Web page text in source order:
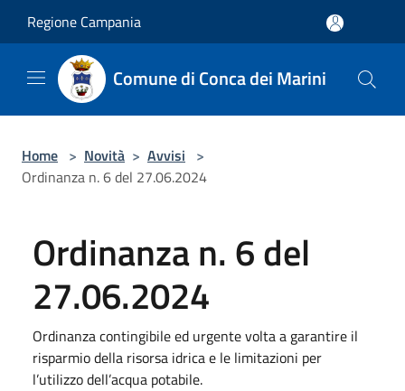
Regione Campania
Comune di Conca dei Marini
Home > Novità > Avvisi >
Ordinanza n. 6 del 27.06.2024
Ordinanza n. 6 del
27.06.2024
Ordinanza contingibile ed urgente volta a garantire il
risparmio della risorsa idrica e le limitazioni per
l’utilizzo dell’acqua potabile.